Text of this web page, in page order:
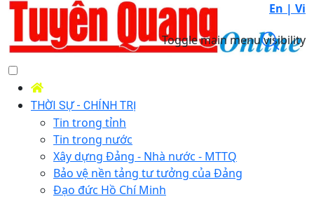
En | Vi
Toggle main menu visibility
THỜI SỰ - CHÍNH TRỊ
Tin trong tỉnh
Tin trong nước
Xây dựng Đảng - Nhà nước - MTTQ
Bảo vệ nền tảng tư tưởng của Đảng
Đạo đức Hồ Chí Minh